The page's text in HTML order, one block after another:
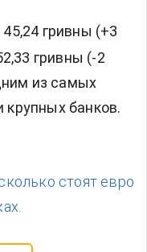
гривны (+3
гривны (-2
из самых
крупных банков.
стоят евро